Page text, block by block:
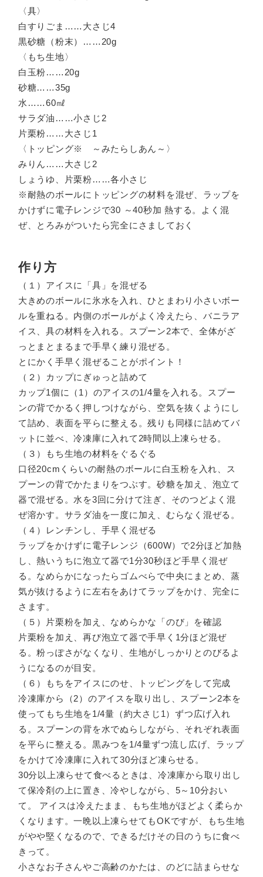
〈具〉
白すりごま……大さじ4
黒砂糖（粉末）……20g
〈もち生地〉
白玉粉……20g
砂糖……35g
水……60㎖
サラダ油……小さじ2
片栗粉……大さじ1
〈トッピング※ ～みたらしあん～〉
みりん……大さじ2
しょうゆ、片栗粉……各小さじ
※耐熱のボールにトッピングの材料を混ぜ、ラップを
かけずに電子レンジで30 ～40秒加 熱する。よく混
ぜ、とろみがついたら完全にさましておく
作り方
（１）アイスに「具」を混ぜる
大きめのボールに氷水を入れ、ひとまわり小さいボー
ルを重ねる。内側のボールがよく冷えたら、バニラア
イス、具の材料を入れる。スプーン2本で、全体がざ
っとまとまるまで手早く練り混ぜる。
とにかく手早く混ぜることがポイント！
（２）カップにぎゅっと詰めて
カップ1個に（1）のアイスの1/4量を入れる。スプー
ンの背でかるく押しつけながら、空気を抜くようにし
て詰め、表面を平らに整える。残りも同様に詰めてバ
ットに並べ、冷凍庫に入れて2時間以上凍らせる。
（３）もち生地の材料をぐるぐる
口径20cmくらいの耐熱のボールに白玉粉を入れ、ス
プーンの背でかたまりをつぶす。砂糖を加え、泡立て
器で混ぜる。水を3回に分けて注ぎ、そのつどよく混
ぜ溶かす。サラダ油を一度に加え、むらなく混ぜる。
（４）レンチンし、手早く混ぜる
ラップをかけずに電子レンジ（600W）で2分ほど加熱
し、熱いうちに泡立て器で1分30秒ほど手早く混ぜ
る。なめらかになったらゴムべらで中央にまとめ、蒸
気が抜けるように左右をあけてラップをかけ、完全に
さます。
（５）片栗粉を加え、なめらかな「のび」を確認
片栗粉を加え、再び泡立て器で手早く1分ほど混ぜ
る。粉っぽさがなくなり、生地がしっかりとのびるよ
うになるのが目安。
（６）もちをアイスにのせ、トッピングをして完成
冷凍庫から（2）のアイスを取り出し、スプーン2本を
使ってもち生地を1/4量（約大さじ1）ずつ広げ入れ
る。スプーンの背を水でぬらしながら、それぞれ表面
を平らに整える。黒みつを1/4量ずつ流し広げ、ラップ
をかけて冷凍庫に入れて30分ほど凍らせる。
30分以上凍らせて食べるときは、冷凍庫から取り出し
て保冷剤の上に置き、冷やしながら、5～10分おい
て。 アイスは冷えたまま、もち生地がほどよく柔らか
くなります。一晩以上凍らせてもOKですが、もち生地
がやや堅くなるので、できるだけその日のうちに食べ
きって。
小さなお子さんやご高齢のかたは、のどに詰まらせな